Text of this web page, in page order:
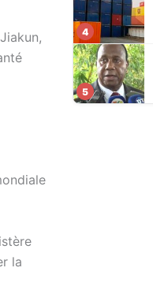
la
4
5